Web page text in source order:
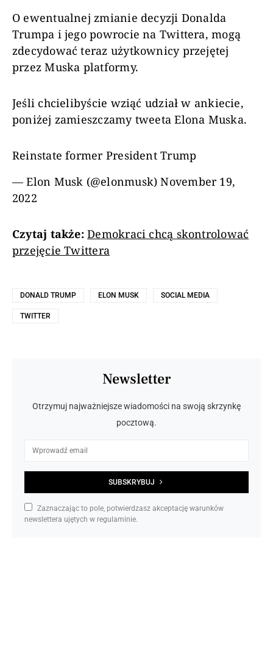
O ewentualnej zmianie decyzji Donalda
Trumpa i jego powrocie na Twittera, mogą
zdecydować teraz użytkownicy przejętej
przez Muska platformy.
Jeśli chcielibyście wziąć udział w ankiecie,
poniżej zamieszczamy tweeta Elona Muska.
Reinstate former President Trump
— Elon Musk (@elonmusk)November 19,
2022
Czytaj także: Demokraci chcą skontrolować
przejęcie Twittera
DONALD TRUMP ELON MUSK SOCIAL MEDIA
TWITTER
Newsletter
Otrzymuj najważniejsze wiadomości na swoją skrzynkę
pocztową.
SUBSKRYBUJ
Zaznaczając to pole, potwierdzasz akceptację warunków
newslettera ujętych w regulaminie.